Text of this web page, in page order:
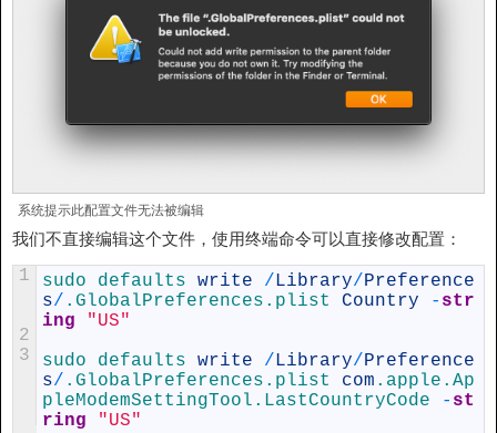
系统提示此配置文件无法被编辑
我们不直接编辑这个文件，使用终端命令可以直接修改配置：
1
2
3
sudo defaults write /Library/Preference
s/ .GlobalPreferences .plist Country - str
ing
"US"
sudo defaults write /Library/Preference
s/ .GlobalPreferences .plist com .apple .Ap
pleModemSettingTool .LastCountryCode - st
ring
"US"